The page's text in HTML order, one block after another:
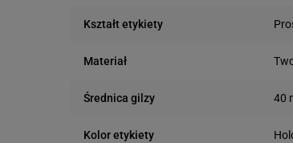
Kształt etykiety
Materiał
Średnica gilzy 40
Kolor etykiety